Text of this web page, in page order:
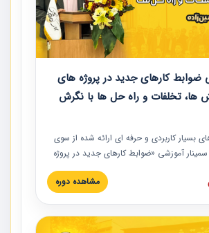
ضوابط کارهای جدید در پروژه های
ها، تخلفات و راه حل ها با نگرش
بسیار کاربردی و حرفه‏ ای ارائه شده از سوی
سمینار آموزشی «ضوابط کارهای جدید در پروژه
ها، تخلفات و راه حل ها با نگرش قراردادی
شرکت های ساختمانی کشور ارائه شد.
تجربیات عملی ارائه شده است.
مشاهده دوره